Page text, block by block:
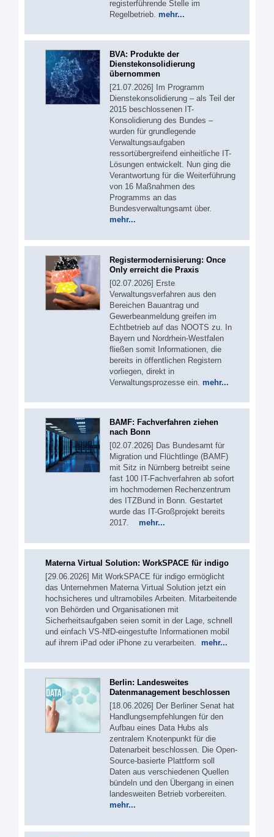
registerführende Stelle im
Regelbetrieb. mehr...
BVA: Produkte der
Dienstekonsolidierung
übernommen
[21.07.2026] Im Programm
Dienstekonsolidierung – als Teil der
2015 beschlossenen IT-
Konsolidierung des Bundes –
wurden für grundlegende
Verwaltungsaufgaben
ressortübergreifend einheitliche IT-
Lösungen entwickelt. Nun ging die
Verantwortung für die Weiterführung
von 16 Maßnahmen des
Programms an das
Bundesverwaltungsamt über.
mehr...
Registermodernisierung: Once
Only erreicht die Praxis
[02.07.2026] Erste
Verwaltungsverfahren aus den
Bereichen Bauantrag und
Gewerbeanmeldung greifen im
Echtbetrieb auf das NOOTS zu. In
Bayern und Nordrhein-Westfalen
fließen somit Informationen, die
bereits in öffentlichen Registern
vorliegen, direkt in
Verwaltungsprozesse ein. mehr...
BAMF: Fachverfahren ziehen
nach Bonn
[02.07.2026] Das Bundesamt für
Migration und Flüchtlinge (BAMF)
mit Sitz in Nürnberg betreibt seine
fast 100 IT-Fachverfahren ab sofort
im hochmodernen Rechenzentrum
des ITZBund in Bonn. Gestartet
wurde das IT-Großprojekt bereits
2017. mehr...
Materna Virtual Solution: WorkSPACE für indigo
[29.06.2026] Mit WorkSPACE für indigo ermöglicht
das Unternehmen Materna Virtual Solution jetzt ein
hochsicheres und ultramobiles Arbeiten. Mitarbeitende
von Behörden und Organisationen mit
Sicherheitsaufgaben seien somit in der Lage, schnell
und einfach VS-NfD-eingestufte Informationen mobil
auf ihrem iPad oder iPhone zu verarbeiten. mehr...
Berlin: Landesweites
Datenmanagement beschlossen
[18.06.2026] Der Berliner Senat hat
Handlungsempfehlungen für den
Aufbau eines Data Hubs als
zentralem Knotenpunkt für die
Datenarbeit beschlossen. Die Open-
Source-basierte Plattform soll
Daten aus verschiedenen Quellen
bündeln und den Übergang in einen
landesweiten Betrieb vorbereiten.
mehr...